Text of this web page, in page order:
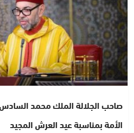
صاحب الجلالة الملك محمد
الأمة بمناسبة عيد العرش المجيد